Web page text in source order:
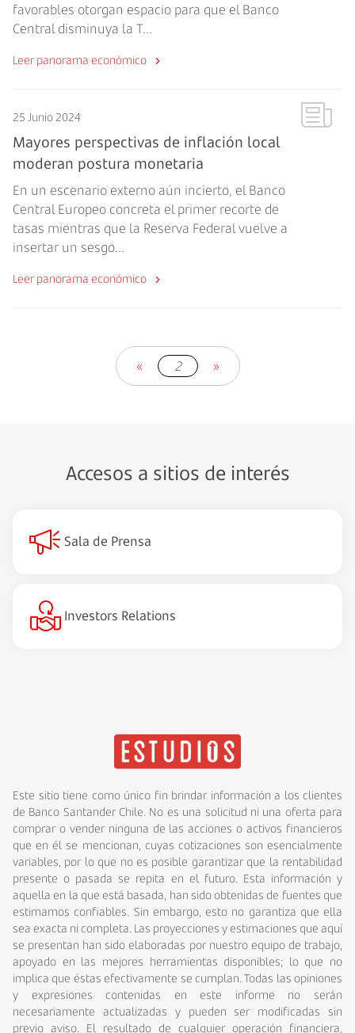
favorables otorgan espacio para que el Banco
Central disminuya la T...
Leer panorama económico
25 Junio 2024
Mayores perspectivas de inflación local
moderan postura monetaria
En un escenario externo aún incierto, el Banco
Central Europeo concreta el primer recorte de
tasas mientras que la Reserva Federal vuelve a
insertar un sesgo...
Leer panorama económico
« 2 »
Accesos a sitios de interés
Sala de Prensa
Investors Relations
Este sitio tiene como único fin brindar información a los clientes
de Banco Santander Chile. No es una solicitud ni una oferta para
comprar o vender ninguna de las acciones o activos financieros
que en él se mencionan, cuyas cotizaciones son esencialmente
variables, por lo que no es posible garantizar que la rentabilidad
presente o pasada se repita en el futuro. Esta información y
aquella en la que está basada, han sido obtenidas de fuentes que
estimamos confiables. Sin embargo, esto no garantiza que ella
sea exacta ni completa. Las proyecciones y estimaciones que aquí
se presentan han sido elaboradas por nuestro equipo de trabajo,
apoyado en las mejores herramientas disponibles; lo que no
implica que éstas efectivamente se cumplan. Todas las opiniones
y expresiones contenidas en este informe no serán
necesariamente actualizadas y pueden ser modificadas sin
previo aviso. El resultado de cualquier operación financiera,